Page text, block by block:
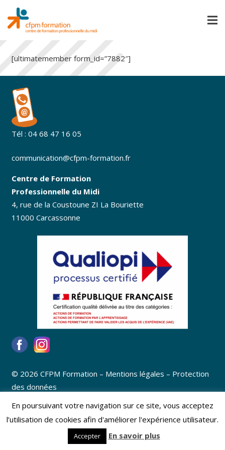
[ultimatemember form_id=”7882″]
Tél : 04 68 47 16 05
communication@cfpm-formation.fr
Centre de Formation
Professionnelle du Midi
4, rue de la Coustoune ZI La Bouriette
11000 Carcassonne
© 2026 CFPM Formation – Mentions légales – Protection
des données
En poursuivant votre navigation sur ce site, vous acceptez
l’utilisation de cookies afin d'améliorer l'expérience utilisateur.
Accepter En savoir plus